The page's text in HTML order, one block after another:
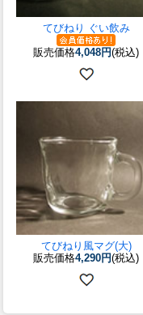
てびねり ぐい飲み
販売価格4,048円(税込)
てびねり風マグ(大)
販売価格4,290円(税込)